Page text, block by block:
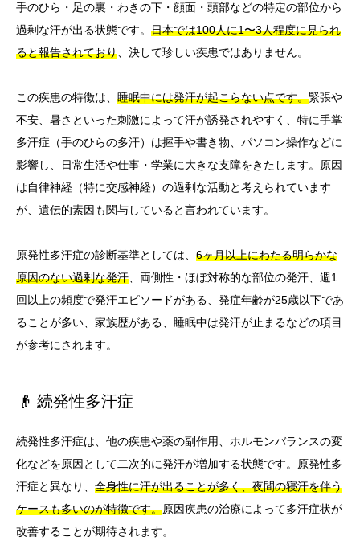
手のひら・足の裏・わきの下・顔面・頭部などの特定の部位から
過剰な汗が出る状態です。 日本では100人に1〜3人程度に見られ
ると報告されており 、決して珍しい疾患ではありません。
この疾患の特徴は、 睡眠中には発汗が起こらない点です。緊張や
不安、暑さといった刺激によって汗が誘発されやすく、特に手掌
多汗症（手のひらの多汗）は握手や書き物、パソコン操作などに
影響し、日常生活や仕事・学業に大きな支障をきたします。原因
は自律神経（特に交感神経）の過剰な活動と考えられています
が、遺伝的素因も関与していると言われています。
原発性多汗症の診断基準としては、 6ヶ月以上にわたる明らかな
原因のない過剰な発汗 、両側性・ほぼ対称的な部位の発汗、週1
回以上の頻度で発汗エピソードがある、発症年齢が25歳以下であ
ることが多い、家族歴がある、睡眠中は発汗が止まるなどの項目
が参考にされます。
👴 続発性多汗症
続発性多汗症は、他の疾患や薬の副作用、ホルモンバランスの変
化などを原因として二次的に発汗が増加する状態です。原発性多
汗症と異なり、 全身性に汗が出ることが多く、夜間の寝汗を伴う
ケースも多いのが特徴です。原因疾患の治療によって多汗症状が
改善することが期待されます。